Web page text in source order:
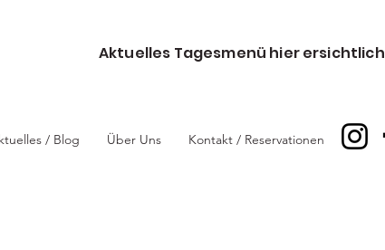
Aktuelles Tagesmenü hier ersichtlich
/ Blog Über Uns Kontakt / Reservationen